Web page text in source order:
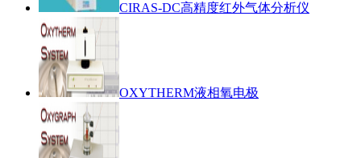
CIRAS-DC高精度红外气体分析仪
OXYTHERM液相氧电极